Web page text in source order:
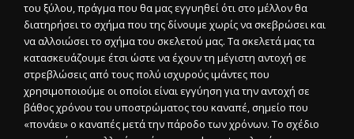
του ξύλου, πράγμα που θα μας εγγυηθεί ότι στο μέλλον θα
διατηρήσει το σχήμα που της δίνουμε χωρίς να σκεβρώσει και
να αλλοιώσει το σχήμα του σκελετού μας. Τα σκελετά μας τα
κατασκευάζουμε έτσι ώστε να έχουν τη μέγιστη αντοχή σε
στρεβλώσεις από τους πολύ ισχυρούς ιμάντες που
χρησιμοποιούμε οι οποίοι είναι εγγύηση για την αντοχή σε
βάθος χρόνου του υποστρώματος του καναπέ, σημείο που
«πονάει» ο καναπές μετά την πάροδο των χρόνων. Το σχέδιο